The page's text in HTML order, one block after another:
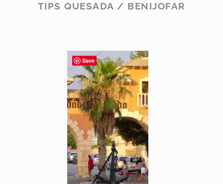
TIPS QUESADA / BENIJOFAR
Save